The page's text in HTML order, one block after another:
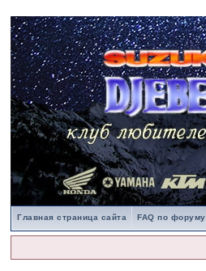
Главная страница сайта FAQ по форуму